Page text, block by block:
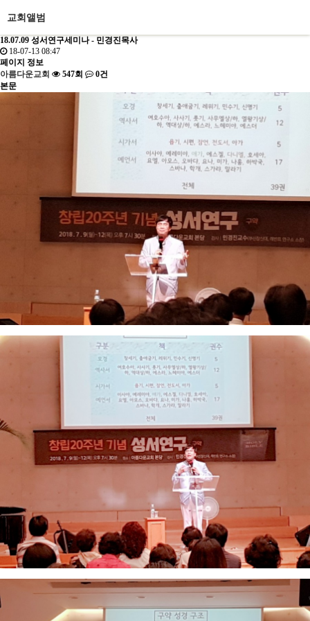
교회앨범
18.07.09 성서연구세미나 - 민경진목사
18-07-13 08:47
페이지 정보
아름다운교회
547회
0건
본문